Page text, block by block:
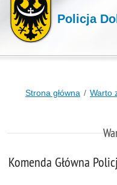
Policja
Strona główna Warto
Komenda Główna